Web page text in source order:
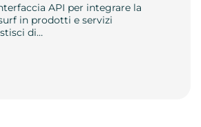
API per integrare la
in prodotti e servizi
di…